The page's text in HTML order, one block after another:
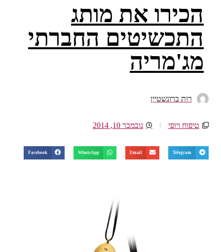
הכירו את מותג
התכשיטים החברתי
מג'מריה
רות ברונשטיין
טיפוח ויופי נובמבר 10, 2014
Telegram
Email
WhatsApp
Facebook